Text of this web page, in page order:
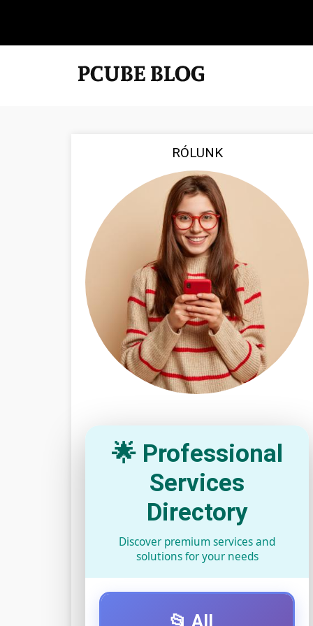
RÓLUNK
🌟 Professional
Services
Directory
Discover premium services and
solutions for your needs
📂 All